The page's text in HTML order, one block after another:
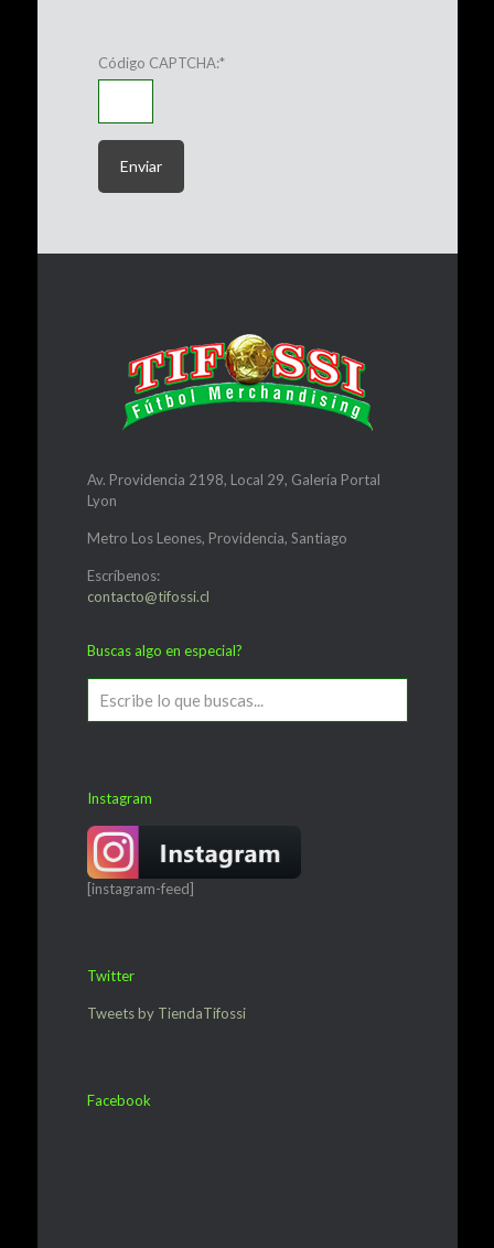
Código CAPTCHA:*
Av. Providencia 2198, Local 29, Galería Portal
Lyon
Metro Los Leones, Providencia, Santiago
Escríbenos:
contacto@tifossi.cl
Buscas algo en especial?
Instagram
[instagram-feed]
Twitter
Tweets by TiendaTifossi
Facebook